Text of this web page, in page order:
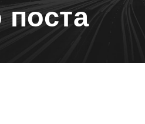
поста